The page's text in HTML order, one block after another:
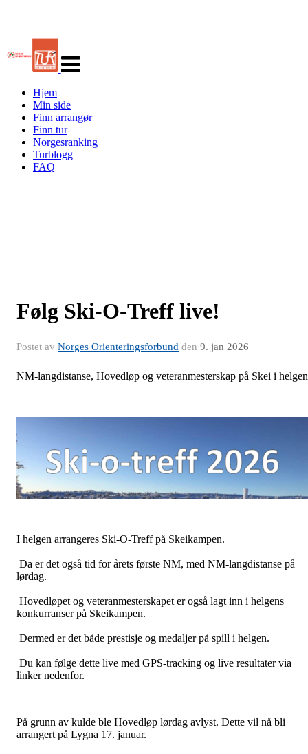
navigasjon
Hjem
Min side
Finn arrangør
Finn tur
Norgesranking
Turblogg
FAQ
Følg Ski-O-Treff live!
Postet av Norges Orienteringsforbund den 9. jan 2026
NM-langdistanse, Hovedløp og veteranmesterskap på Skei i
I helgen arrangeres Ski-O-Treff på Skeikampen.
Da er det også tid for årets første NM, med NM-langdistanse på
lørdag.
Hovedløpet og veteranmesterskapet er også lagt inn i helgens
konkurranser på Skeikampen.
Dermed er det både prestisje og medaljer på spill i helgen.
Du kan følge dette live med GPS-tracking og live resultater via
linker nedenfor.
På grunn av kulde ble Hovedløp lørdag avlyst. Dette vil nå bli
arrangert på Lygna 17. januar.